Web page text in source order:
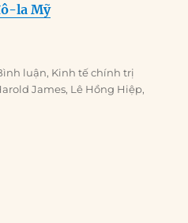
la Mỹ
luận, Kinh tế chính trị
James, Lê Hồng Hiệp,